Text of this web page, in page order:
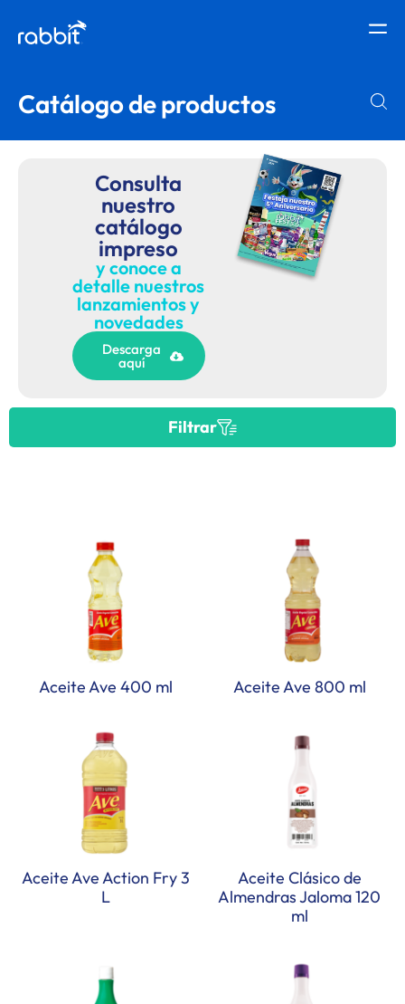
Catálogo de productos
Consulta
nuestro
catálogo
impreso
y conoce a
detalle nuestros
lanzamientos y
novedades
Descarga
aquí
Filtrar
Aceite Ave 400 ml Aceite Ave 800 ml
Aceite Ave Action Fry 3
L
Aceite Clásico de
Almendras Jaloma 120
ml